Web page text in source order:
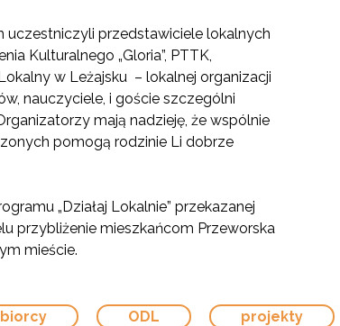
uczestniczyli przedstawiciele lokalnych
Kulturalnego „Gloria”, PTTK,
w Leżajsku – lokalnej organizacji
nauczyciele, i goście szczególni
mają nadzieję, że wspólnie
pomogą rodzinie Li dobrze
„Działaj Lokalnie” przekazanej
przybliżenie mieszkańcom Przeworska
mieście.
ODL projekty